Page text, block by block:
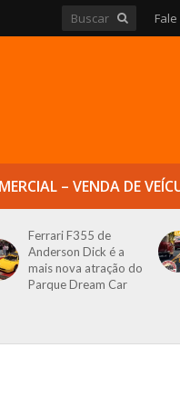
– VENDA DE
Ferrari F355 de
Anderson Dick é a
mais nova atração do
Parque Dream Car